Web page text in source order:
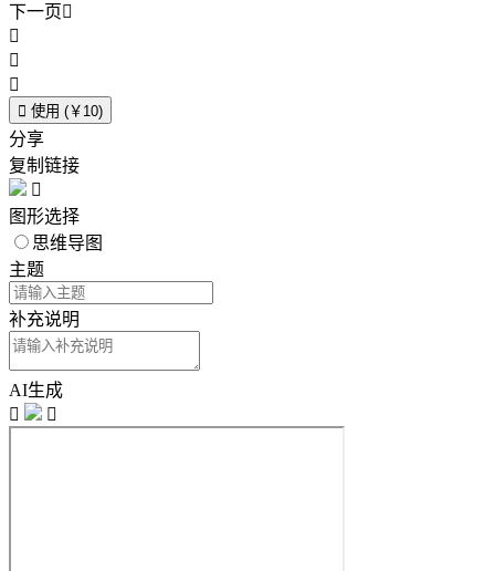
下一页



 使用 (￥10)
分享
复制链接

图形选择
思维导图
主题
补充说明
AI生成

